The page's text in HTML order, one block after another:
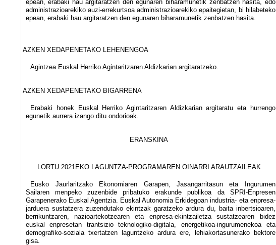
epean, erabaki hau argitaratzen den egunaren biharamunetik zenbatzen hasita, edo
administrazioarekiko auzi-errekurtsoa administrazioarekiko epaitegietan, bi hilabeteko
epean, erabaki hau argitaratzen den egunaren biharamunetik zenbatzen hasita.
AZKEN XEDAPENETAKO LEHENENGOA
Agintzea Euskal Herriko Agintaritzaren Aldizkarian argitaratzeko.
AZKEN XEDAPENETAKO BIGARRENA
Erabaki honek Euskal Herriko Agintaritzaren Aldizkarian argitaratu eta hurrengo
egunetik aurrera izango ditu ondorioak.
ERANSKINA
LORTU 2021EKO LAGUNTZA-PROGRAMAREN OINARRI ARAUTZAILEAK
Eusko Jaurlaritzako Ekonomiaren Garapen, Jasangarritasun eta Ingurumen
Sailaren menpeko zuzenbide pribatuko erakunde publikoa da SPRI-Enpresen
Garapenerako Euskal Agentzia. Euskal Autonomia Erkidegoan industria- eta enpresa-
jarduera sustatzera zuzendutako ekintzak garatzeko ardura du, baita inbertsioaren,
berrikuntzaren, nazioartekotzearen eta enpresa-ekintzailetza sustatzearen bidez
euskal enpresetan trantsizio teknologiko-digitala, energetikoa-ingurumenekoa eta
demografiko-soziala txertatzen laguntzeko ardura ere, lehiakortasunerako bektore
gisa.